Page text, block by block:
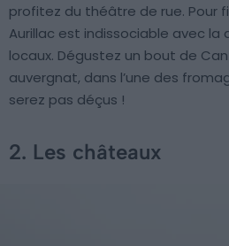
profitez du théâtre de rue. Pour
Aurillac est indissociable avec
locaux. Dégustez un bout de
auvergnat, dans l’une des
serez pas déçus !
2. Les châteaux